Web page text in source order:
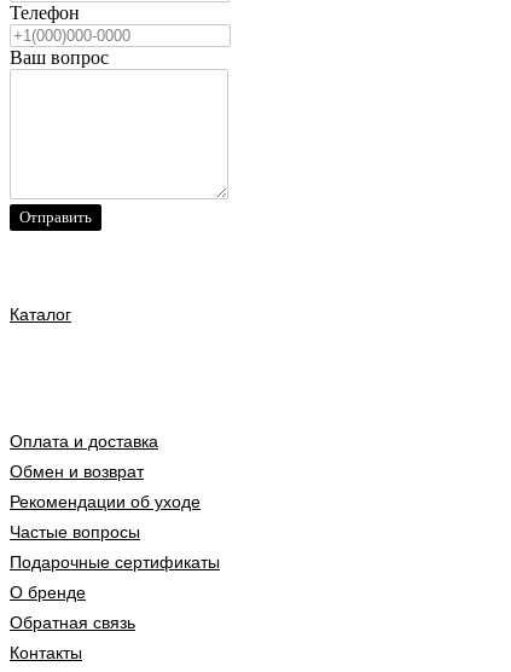
Каталог
Оплата и доставка
Обмен и возврат
Рекомендации об уходе
Частые вопросы
Подарочные сертификаты
О бренде
Обратная связь
Контакты
Телефон
Ваш вопрос
Отправить